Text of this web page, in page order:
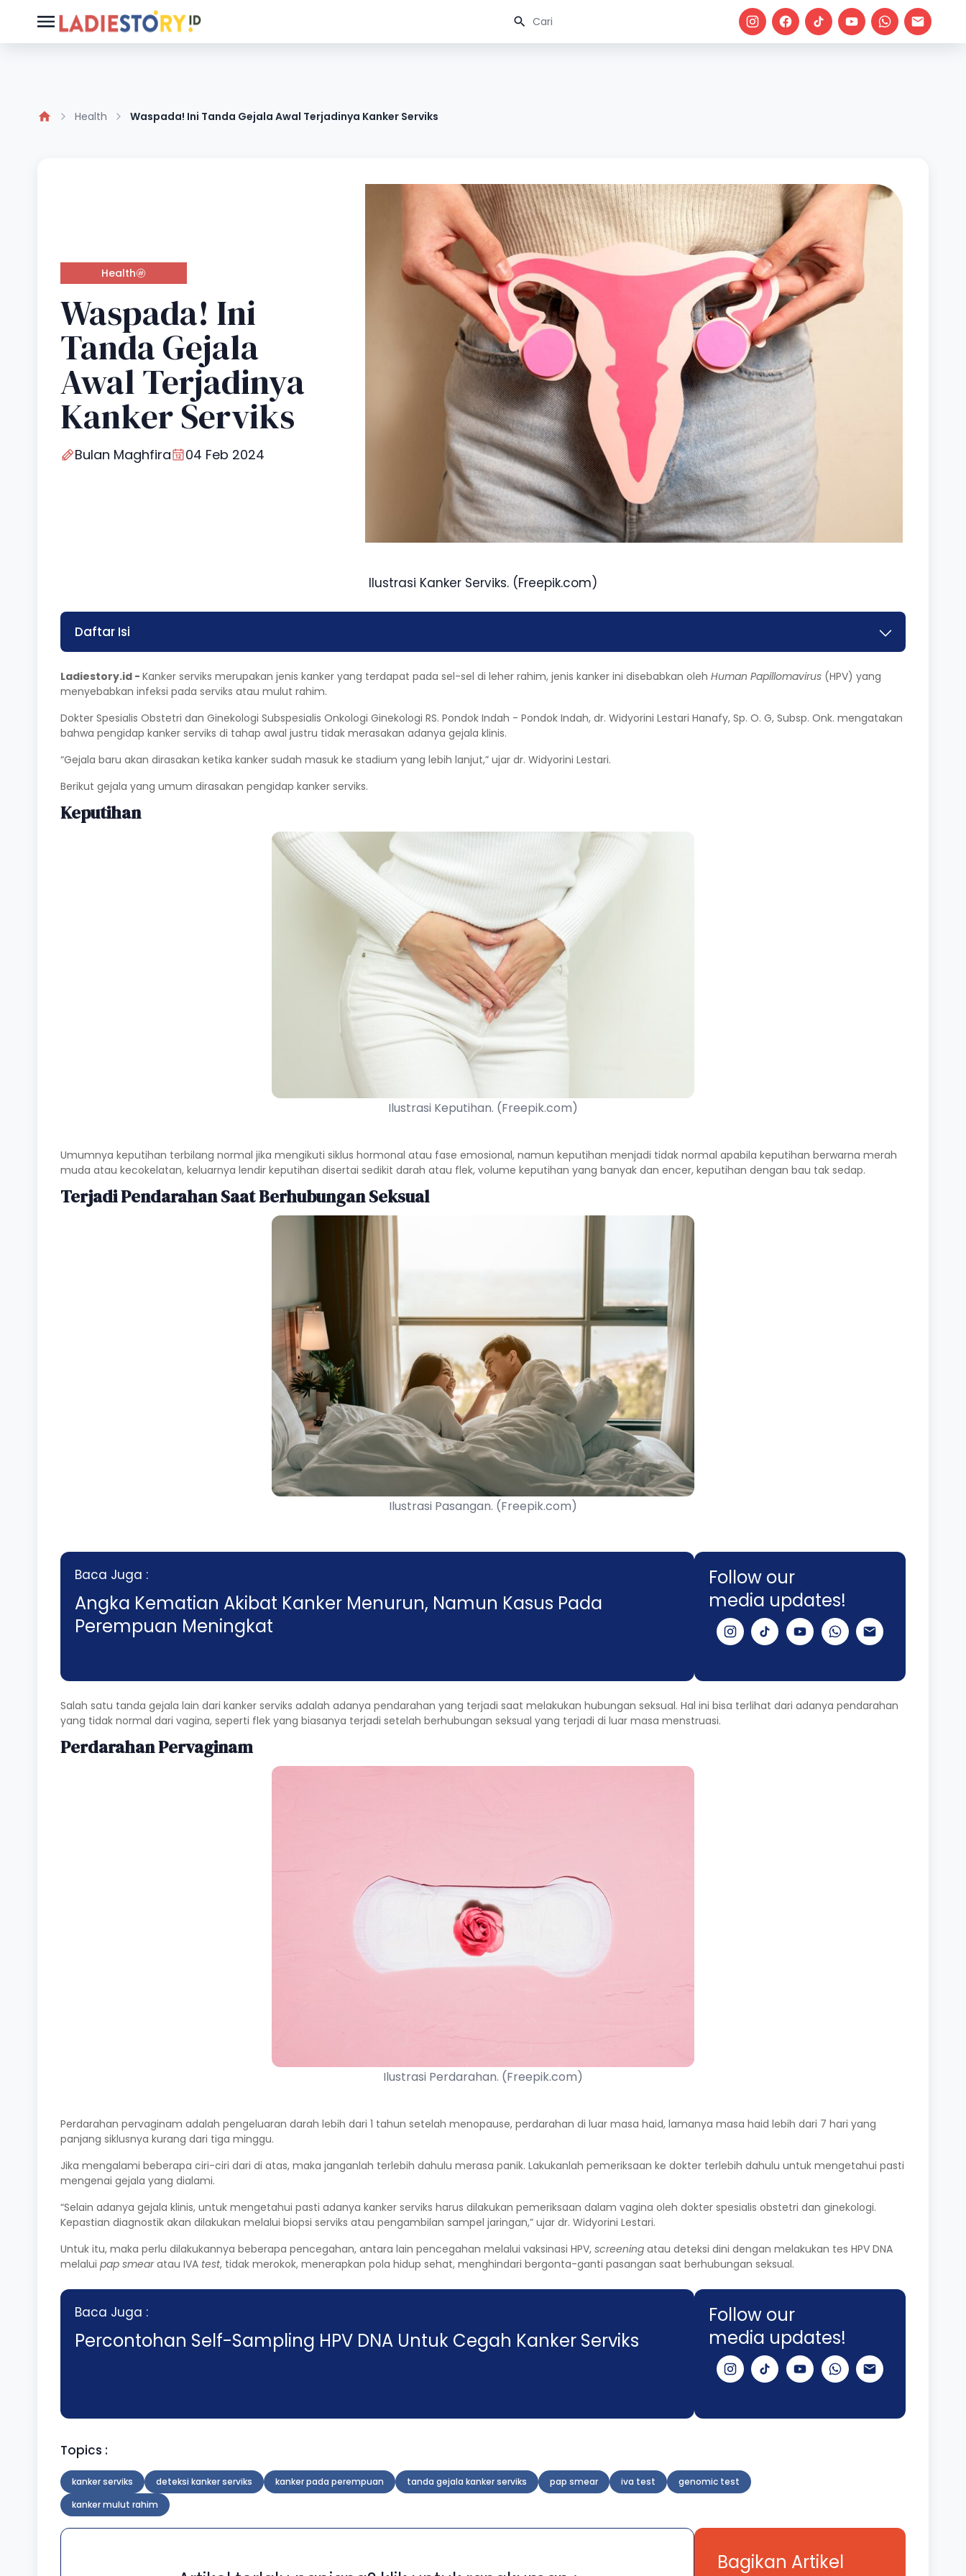
Health Waspada! Ini Tanda Gejala Awal Terjadinya Kanker Serviks
Health
Waspada! Ini
Tanda Gejala
Awal Terjadinya
Kanker Serviks
Bulan Maghfira 04 Feb 2024
Ilustrasi Kanker Serviks. (Freepik.com)
Daftar Isi
Ladiestory.id - Kanker serviks merupakan jenis kanker yang terdapat pada sel-sel di leher rahim, jenis kanker ini disebabkan oleh Human Papillomavirus (HPV) yang
menyebabkan infeksi pada serviks atau mulut rahim.
Dokter Spesialis Obstetri dan Ginekologi Subspesialis Onkologi Ginekologi RS. Pondok Indah - Pondok Indah, dr. Widyorini Lestari Hanafy, Sp. O. G, Subsp. Onk. mengatakan
bahwa pengidap kanker serviks di tahap awal justru tidak merasakan adanya gejala klinis.
“Gejala baru akan dirasakan ketika kanker sudah masuk ke stadium yang lebih lanjut,” ujar dr. Widyorini Lestari.
Berikut gejala yang umum dirasakan pengidap kanker serviks.
Keputihan
Ilustrasi Keputihan. (Freepik.com)
Umumnya keputihan terbilang normal jika mengikuti siklus hormonal atau fase emosional, namun keputihan menjadi tidak normal apabila keputihan berwarna merah
muda atau kecokelatan, keluarnya lendir keputihan disertai sedikit darah atau flek, volume keputihan yang banyak dan encer, keputihan dengan bau tak sedap.
Terjadi Pendarahan Saat Berhubungan Seksual
Ilustrasi Pasangan. (Freepik.com)
Baca Juga :
Angka Kematian Akibat Kanker Menurun, Namun Kasus Pada
Perempuan Meningkat
Follow our
media updates!
Salah satu tanda gejala lain dari kanker serviks adalah adanya pendarahan yang terjadi saat melakukan hubungan seksual. Hal ini bisa terlihat dari adanya pendarahan
yang tidak normal dari vagina, seperti flek yang biasanya terjadi setelah berhubungan seksual yang terjadi di luar masa menstruasi.
Perdarahan Pervaginam
Ilustrasi Perdarahan. (Freepik.com)
Perdarahan pervaginam adalah pengeluaran darah lebih dari 1 tahun setelah menopause, perdarahan di luar masa haid, lamanya masa haid lebih dari 7 hari yang
panjang siklusnya kurang dari tiga minggu.
Jika mengalami beberapa ciri-ciri dari di atas, maka janganlah terlebih dahulu merasa panik. Lakukanlah pemeriksaan ke dokter terlebih dahulu untuk mengetahui pasti
mengenai gejala yang dialami.
“Selain adanya gejala klinis, untuk mengetahui pasti adanya kanker serviks harus dilakukan pemeriksaan dalam vagina oleh dokter spesialis obstetri dan ginekologi.
Kepastian diagnostik akan dilakukan melalui biopsi serviks atau pengambilan sampel jaringan,” ujar dr. Widyorini Lestari.
Untuk itu, maka perlu dilakukannya beberapa pencegahan, antara lain pencegahan melalui vaksinasi HPV, screening atau deteksi dini dengan melakukan tes HPV DNA
melalui pap smearatau IVA test, tidak merokok, menerapkan pola hidup sehat, menghindari bergonta-ganti pasangan saat berhubungan seksual.
Baca Juga :
Percontohan Self-Sampling HPV DNA Untuk Cegah Kanker Serviks
Follow our
media updates!
Topics :
kanker serviks deteksi kanker serviks kanker pada perempuan tanda gejala kanker serviks pap smear iva test
genomic test
kanker mulut rahim
Bagikan Artikel